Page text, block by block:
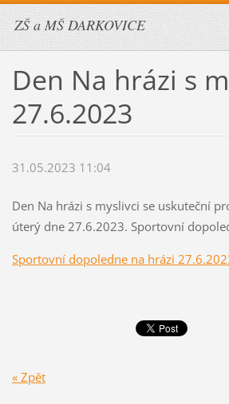
ZŠ a MŠ DARKOVICE
Den Na hrázi s
27.6.2023
31.05.2023 11:04
Den Na hrázi s myslivci se uskuteční
úterý dne 27.6.2023. Sportovní
Sportovní dopoledne na hrázi
« Zpět